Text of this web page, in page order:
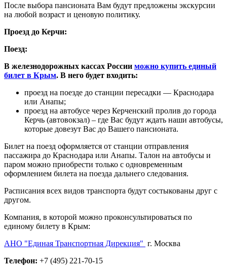
После выбора пансионата Вам будут предложены экскурсии
на любой возраст и ценовую политику.
Проезд до Керчи:
Поезд:
В железнодорожных кассах России можно купить единый
билет в Крым. В него будет входить:
проезд на поезде до станции пересадки — Краснодара
или Анапы;
проезд на автобусе через Керченский пролив до города
Керчь (автовокзал) – где Вас будут ждать наши автобусы,
которые довезут Вас до Вашего пансионата.
Билет на поезд оформляется от станции отправления
пассажира до Краснодара или Анапы. Талон на автобусы и
паром можно приобрести только с одновременным
оформлением билета на поезда дальнего следования.
Расписания всех видов транспорта будут состыкованы друг с
другом.
Компания, в которой можно проконсультироваться по
единому билету в Крым:
АНО "Единая Транспортная Дирекция" г. Москва
Телефон: +7 (495) 221-70-15